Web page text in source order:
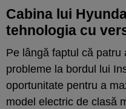
Cabina lui
tehnologia cu
Pe lângă faptul că patru
probleme la bordul lui
oportunitate pentru a
model electric de clasă